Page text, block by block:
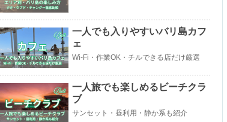
一人でも入りやすいバリ島カフ
ェ
Wi-Fi・作業OK・チルできる店だけ厳選
一人旅でも楽しめるビーチクラ
ブ
サンセット・昼利用・静か系も紹介